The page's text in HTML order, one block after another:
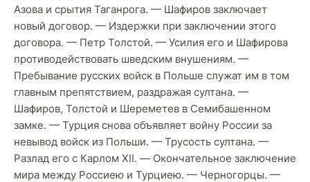
Азова и срытия Таганрога. — Шафиров заключает
новый договор. — Издержки при заключении этого
договора. — Петр Толстой. — Усилия его и Шафирова
противодействовать шведским внушениям. —
Пребывание русских войск в Польше служат им в том
главным препятствием, раздражая султана. —
Шафиров, Толстой и Шереметев в Семибашенном
замке. — Турция снова объявляет войну России за
невывод войск из Польши. — Трусость султана. —
Разлад его с Карлом XII. — Окончательное заключение
мира между Россиею и Турциею. — Черногорцы. —